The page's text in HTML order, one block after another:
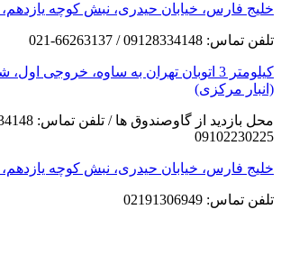
خلیج فارس، خیابان حیدری، نبش کوچه یازدهم،
تلفن تماس: 09128334148 / 66263137-021
کیلومتر 3 اتوبان تهران به ساوه، خروجی
(انبار مرکزی)
09102230225
خلیج فارس، خیابان حیدری، نبش کوچه یازدهم،
تلفن تماس: 02191306949